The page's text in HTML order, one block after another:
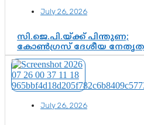
July 26, 2026
സി.ജെ.പി.യ്ക്ക് പിന്തുണ;
കോൺഗ്രസ് ദേശീയ
ആശങ്കയോ?
ഭിന്നാഭിപ്രായമെന്ന
July 26, 2026